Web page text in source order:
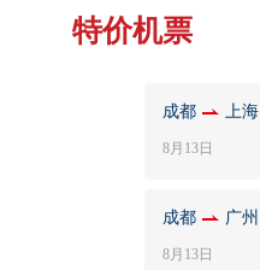
特价机票
成都 上海
8月13日
成都 广州
8月13日